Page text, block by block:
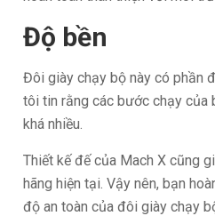
Độ bền
Đôi giày chạy bộ này có phần
tôi tin rằng các bước chạy của
khá nhiều.
Thiết kế đế của Mach X cũng
hãng hiện tại. Vậy nên, bạn
độ an toàn của đôi giày chạy